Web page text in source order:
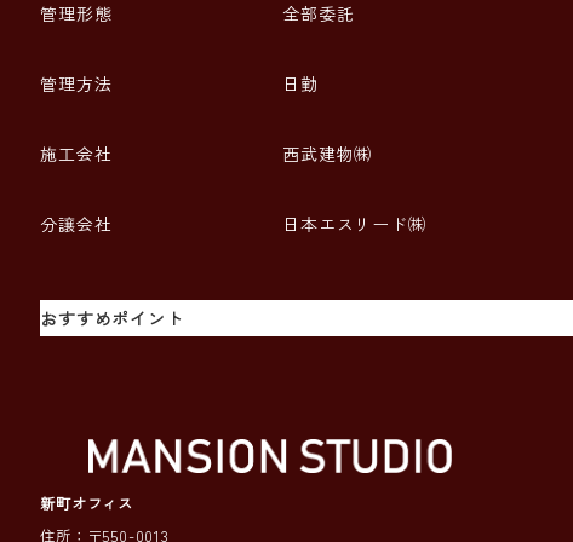
管理形態 全部委託
管理方法 日勤
施工会社 西武建物㈱
分譲会社 日本エスリード㈱
おすすめポイント
新町オフィス
住所：〒550-0013